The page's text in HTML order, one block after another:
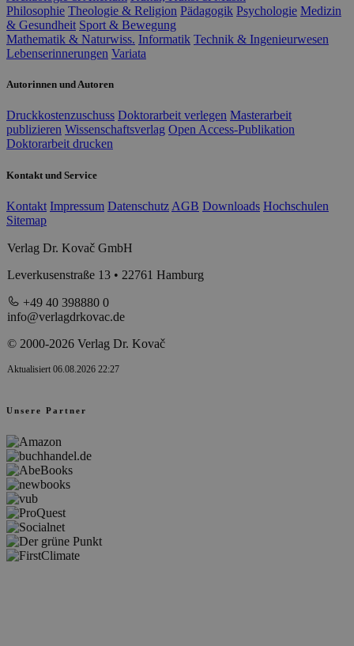
Philosophie Theologie & Religion Pädagogik Psychologie Medizin
& Gesundheit Sport & Bewegung
Mathematik & Naturwiss. Informatik Technik & Ingenieurwesen
Lebenserinnerungen Variata
Autorinnen und Autoren
Druckkostenzuschuss Doktorarbeit verlegen Masterarbeit
publizieren Wissenschaftsverlag Open Access-Publikation
Doktorarbeit drucken
Kontakt und Service
Kontakt Impressum Datenschutz AGB Downloads Hochschulen
Sitemap
Verlag Dr. Kovač GmbH
Leverkusenstraße 13 • 22761 Hamburg
+49 40 398880 0
info@verlagdrkovac.de
© 2000-2026 Verlag Dr. Kovač
Aktualisiert 06.08.2026 22:27
Unsere Partner